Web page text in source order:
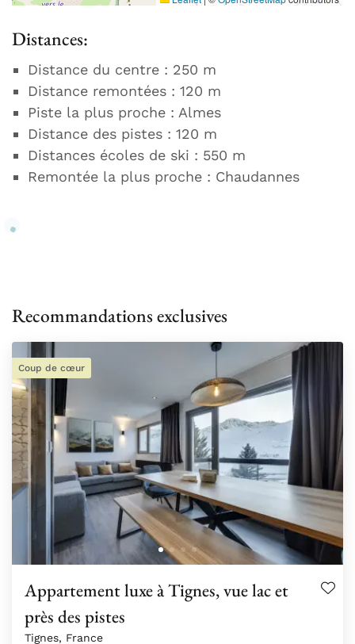
Distances:
Distance du centre : 250 m
Distance remontées : 120 m
Piste la plus proche : Almes
Distance des pistes : 120 m
Distances écoles de ski : 550 m
Remontée la plus proche : Chaudannes
Recommandations exclusives
Coup de cœur
Appartement luxe à Tignes, vue lac et
près des pistes
Tignes, France